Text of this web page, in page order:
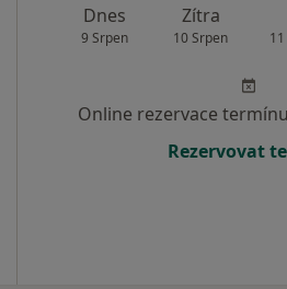
Dnes
9 Srpen
Zítra
10 Srpen
Online rezervace
Rezervovat